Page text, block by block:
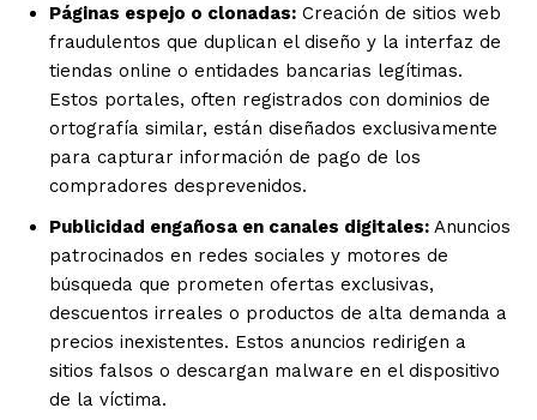
Páginas espejo o clonadas: Creación de sitios web
fraudulentos que duplican el diseño y la interfaz de
tiendas online o entidades bancarias legítimas.
Estos portales, often registrados con dominios de
ortografía similar, están diseñados exclusivamente
para capturar información de pago de los
compradores desprevenidos.
Publicidad engañosa en canales digitales: Anuncios
patrocinados en redes sociales y motores de
búsqueda que prometen ofertas exclusivas,
descuentos irreales o productos de alta demanda a
precios inexistentes. Estos anuncios redirigen a
sitios falsos o descargan malware en el dispositivo
de la víctima.